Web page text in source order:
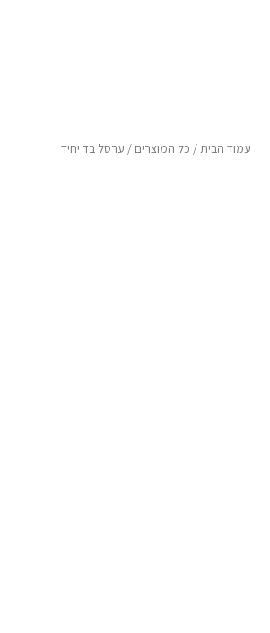
עמוד הבית / כל המוצרים / ערסל בד יחיד